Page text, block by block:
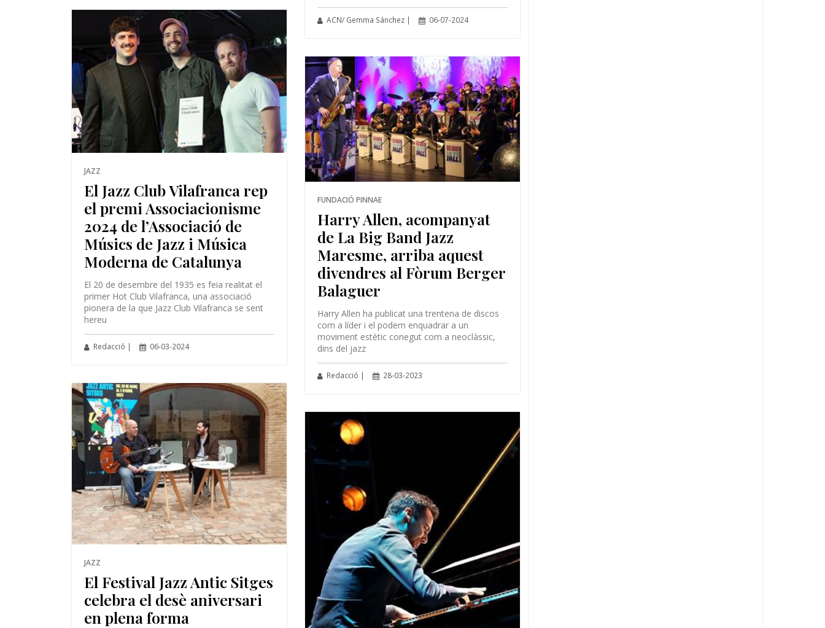
ACN/ Gemma Sánchez | 06-07-2024
JAZZ
El Jazz Club Vilafranca rep
el premi Associacionisme
2024 de l’Associació de
Músics de Jazz i Música
Moderna de Catalunya
El 20 de desembre del 1935 es feia realitat el
primer Hot Club Vilafranca, una associació
pionera de la que Jazz Club Vilafranca se sent
hereu
Redacció | 06-03-2024
FUNDACIÓ PINNAE
Harry Allen, acompanyat
de La Big Band Jazz
Maresme, arriba aquest
divendres al Fòrum Berger
Balaguer
Harry Allen ha publicat una trentena de discos
com a líder i el podem enquadrar a un
moviment estètic conegut com a neoclàssic,
dins del jazz
Redacció | 28-03-2023
JAZZ
El Festival Jazz Antic Sitges
celebra el desè aniversari
en plena forma